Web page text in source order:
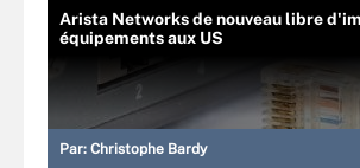
Arista Networks de nouveau libre
équipements aux US
Par: Christophe Bardy